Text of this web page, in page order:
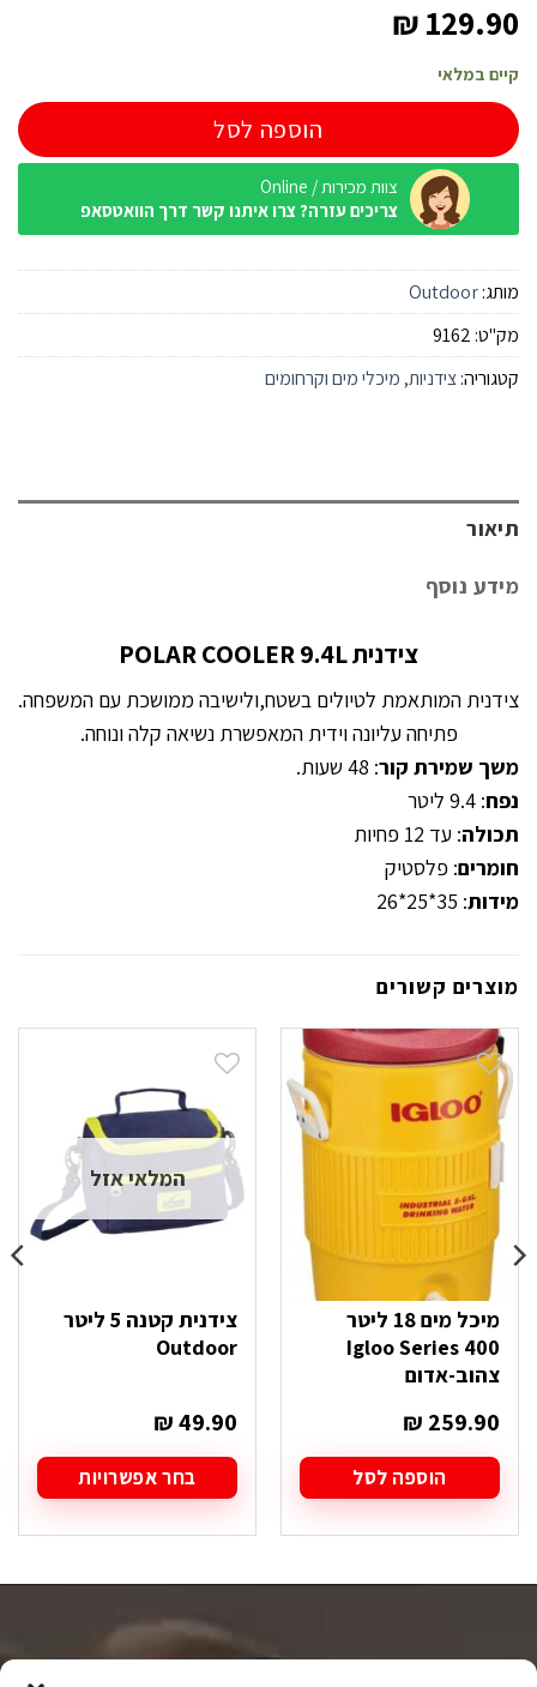
₪129.90
קיים במלאי
הוספה לסל
צוות מכירות / Online
צריכים עזרה? צרו איתנו קשר דרך הוואטסאפ
מותג:Outdoor
מק"ט: 9162
קטגוריה:צידניות, מיכלי מים וקרחומים
תיאור
מידע נוסף
צידנית POLAR COOLER 9.4L
צידנית המותאמת לטיולים בשטח,ולישיבה ממושכת עם המשפחה.
פתיחה עליונה וידית המאפשרת נשיאה קלה ונוחה.
משך שמירת קור: 48 שעות.
נפח: 9.4 ליטר
תכולה: עד 12 פחיות
חומרים: פלסטיק
מידות: 35*25*26
מוצרים קשורים
מיכל מים 18 ליטר
Igloo Series 400
צהוב-אדום
₪ 259.90
הוספה לסל
המלאי אזל
צידנית קטנה 5 ליטר
Outdoor
₪49.90
בחר אפשרויות
למוצר
זה
מספר
ניתן
לבחור